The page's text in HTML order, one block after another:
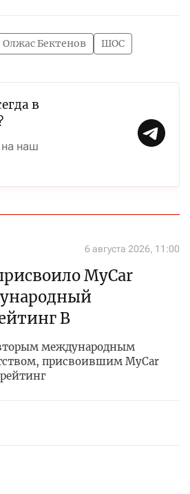
Олжас Бектенов ШОС
в
наш
6 августа 2026, 11:00
MyCar
B
международным
присвоившим MyCar